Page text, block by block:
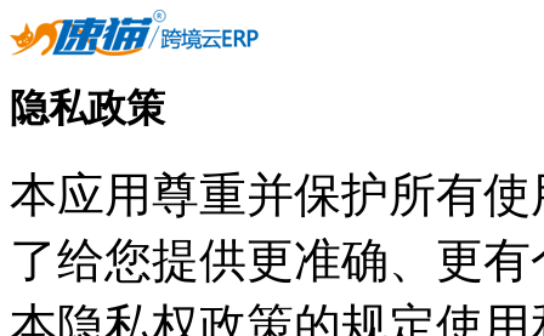
隐私政策
本应用尊重并保护所有
了给您提供更准确、更